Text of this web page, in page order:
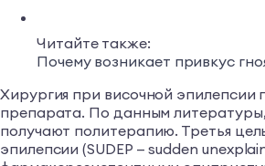
Читайте также:
Почему возникает привкус
Хирургия при височной эпилепсии
препарата. По данным
получают политерапию. Третья
эпилепсии (SUDEP — sudden